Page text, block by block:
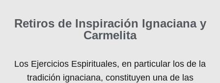
Retiros de Inspiración Ignaciana y
Carmelita
Los Ejercicios Espirituales, en particular los de la
tradición ignaciana, constituyen una de las